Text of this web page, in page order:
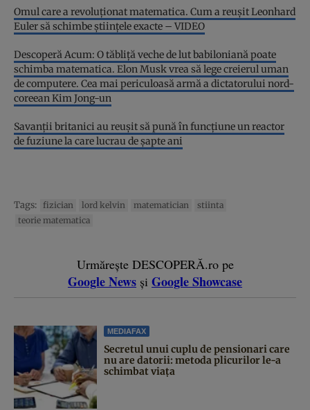
Omul care a revoluţionat matematica. Cum a reuşit Leonhard
Euler să schimbe ştiinţele exacte – VIDEO
Descoperă Acum: O tăbliţă veche de lut babiloniană poate
schimba matematica. Elon Musk vrea să lege creierul uman
de computere. Cea mai periculoasă armă a dictatorului nord-
coreean Kim Jong-un
Savanții britanici au reușit să pună în funcțiune un reactor
de fuziune la care lucrau de șapte ani
Tags: fizician lord kelvin matematician
stiinta
teorie matematica
Urmărește DESCOPERĂ.ro pe
Google News și Google Showcase
MEDIAFAX
Secretul unui cuplu de pensionari care
nu are datorii: metoda plicurilor le-a
schimbat viața